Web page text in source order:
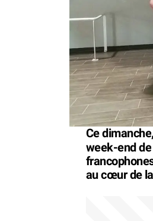
Ce
week-end
au cœur de